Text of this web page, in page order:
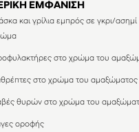
ΕΜΦΑΝΙΣΗ
και γρίλια εμπρός σε γκρι/ασημί
στο χρώμα του
στο χρώμα του αμαξώματος
θυρών στο χρώμα του
οροφής